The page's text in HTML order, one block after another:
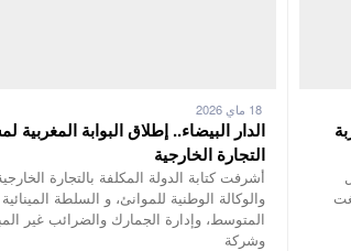
الدار البيضاء.. إطلاق البوابة المغربية
التجارة الخارجية
أشرفت كتابة الدولة المكلفة بالتجارة
والوكالة الوطنية للموانئ، و السلطة
المتوسط، وإدارة الجمارك والضرائب غير
وشركة